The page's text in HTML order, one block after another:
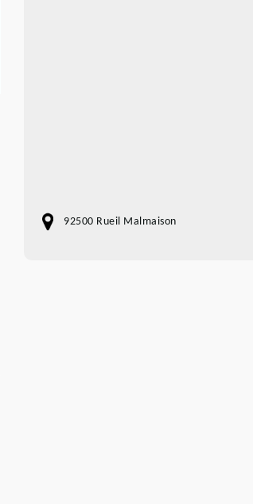
92500 Rueil Malmaison